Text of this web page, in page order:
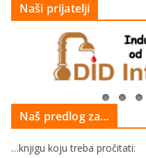
Naši prijatelji
Naš predlog za…
…knjigu koju treba pročitati: